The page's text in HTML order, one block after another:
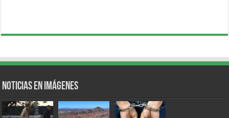
Noticias en Imágenes